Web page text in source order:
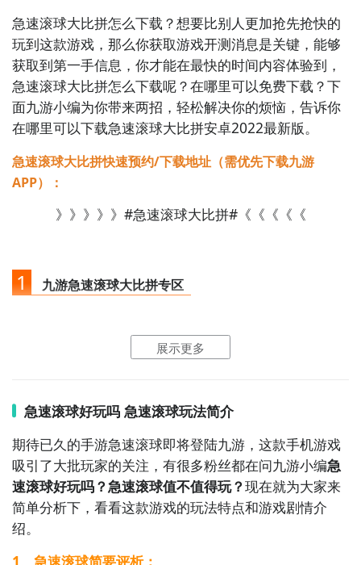
急速滚球大比拼怎么下载？想要比别人更加抢先抢快的
玩到这款游戏，那么你获取游戏开测消息是关键，能够
获取到第一手信息，你才能在最快的时间内容体验到，
急速滚球大比拼怎么下载呢？在哪里可以免费下载？下
面九游小编为你带来两招，轻松解决你的烦恼，告诉你
在哪里可以下载急速滚球大比拼安卓2022最新版。
急速滚球大比拼快速预约/下载地址（需优先下载九游
APP）：
》》》》》#急速滚球大比拼#《《《《《
1 九游急速滚球大比拼专区
，搜索急速滚球大比拼，进入之后你
会看到一个下载按钮，分别是【高速下载】
好的解决下载耗时长的问题。如图所示：
展示更多
急速滚球好玩吗 急速滚球玩法简介
期待已久的手游急速滚球即将登陆九游，这款手机游戏
吸引了大批玩家的关注，有很多粉丝都在问九游小编急
速滚球好玩吗？急速滚球值不值得玩？现在就为大家来
简单分析下，看看这款游戏的玩法特点和游戏剧情介
绍。
1、急速滚球简要评析：